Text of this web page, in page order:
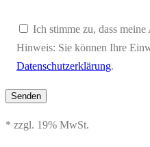
Ich stimme zu, dass
Hinweis: Sie können Ihre
Datenschutzerklärung.
* zzgl. 19% MwSt.